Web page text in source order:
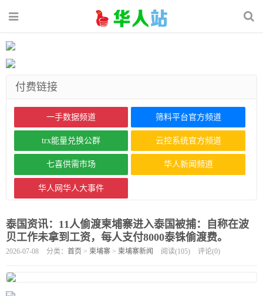
付费链接
一手数据频道 筛料平台官方频道
trx能量兑换公群 云控系统官方频道
七喜供需市场 华人新闻频道
华人网华人大事件
泰国资讯：11人偷渡柬埔寨进入泰国被捕：自称在波
贝工作未拿到工资，每人支付8000泰铢偷渡费。
2026-07-08 分类： 首页 > 柬埔寨 > 柬埔寨新闻 阅读(105) 评论(0)